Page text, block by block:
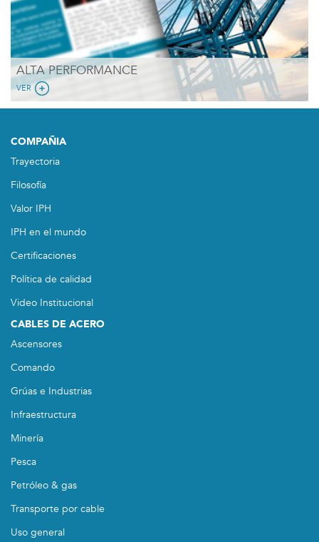
ALTA PERFORMANCE
VER
COMPAÑIA
Trayectoria
Filosofía
Valor IPH
IPH en el mundo
Certificaciones
Política de calidad
Video Institucional
CABLES DE ACERO
Ascensores
Comando
Grúas e Industrias
Infraestructura
Minería
Pesca
Petróleo & gas
Transporte por cable
Uso general